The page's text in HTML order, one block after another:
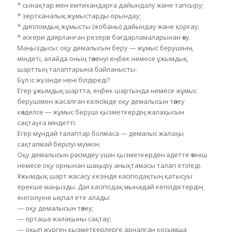
* сынақтар мен емтихандарға дайындалу және тапсыру;
* зертханалық жұмыстарды орындау;
* дипломдық жұмысты (жобаны) дайындау және қорғау;
* әскери даярланған резерв бағдарламаларынан өту.
Маңыздысы: оқу демалысын беру — жұмыс берушінің
міндеті, алайда оның төленуі еңбек немесе ұжымдық
шарттың талаптарына байланысты.
Бұл іс жүзінде нені білдіреді?
Егер ұжымдық шартта, еңбек шартында немесе жұмыс
берушімен жасалған келісімде оқу демалысын төлеу
көзделсе — жұмыс беруші қызметкердің жалақысын
сақтауға міндетті.
Егер мұндай талаптар болмаса — демалыс жалақы
сақталмай берілуі мүмкін.
Оқу демалысын рәсімдеу үшін қызметкерден әдетте өтініш
немесе оқу орнынан шақыру анықтамасы талап етіледі.
Ұжымдық шарт жасасу кезінде кәсіподақтың қатысуы
ерекше маңызды. Дәл кәсіподақ мынадай кепілдіктердің
енгізілуіне ықпал ете алады:
— оқу демалысын төлеу;
— орташа жалақыны сақтау;
— оқып жүрген қызметкерлерге арналған қосымша